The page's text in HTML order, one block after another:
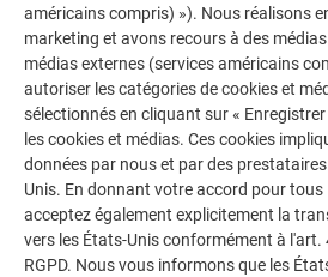
Informations
Façonnage et
américains compris) »). Nous réalisons
marketing et avons recours à des
médias externes (services américains
autoriser les catégories de cookies et
sélectionnés en cliquant sur «
les cookies et médias. Ces cookies
données par nous et par des
Unis. En donnant votre accord pour tous
acceptez également explicitement la
vers les États-Unis conformément à l'art.
RGPD. Nous vous informons que les